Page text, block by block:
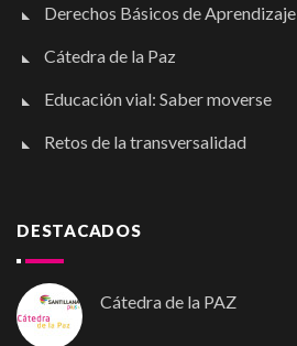
Derechos Básicos de Aprendizaje
Cátedra de la Paz
Educación vial: Saber moverse
Retos de la transversalidad
DESTACADOS
Cátedra de la PAZ